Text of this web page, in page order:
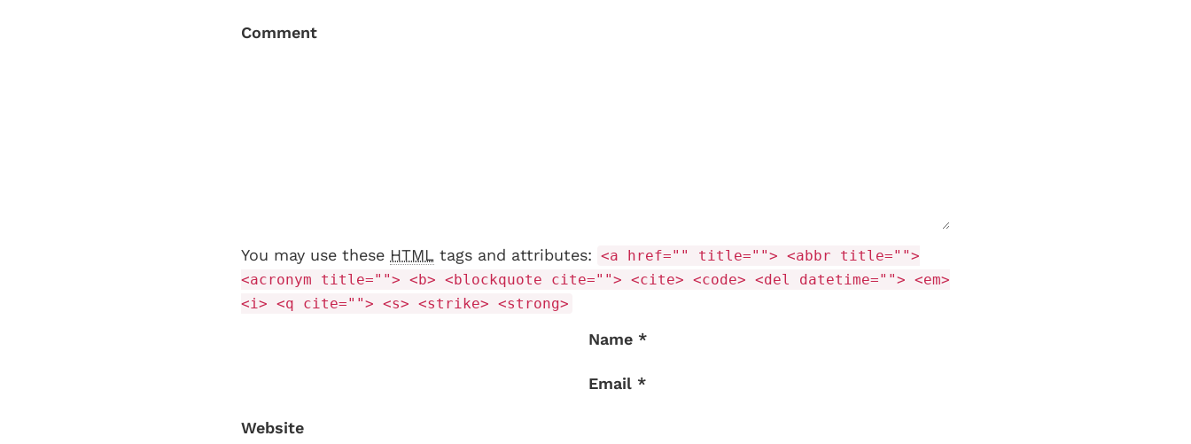
Comment
You may use these HTML tags and attributes: <a href="" title=""> <abbr title="">
<acronym title=""> <b> <blockquote cite=""> <cite> <code> <del datetime=""> <em>
<i> <q cite=""> <s> <strike> <strong>
Name *
Email *
Website